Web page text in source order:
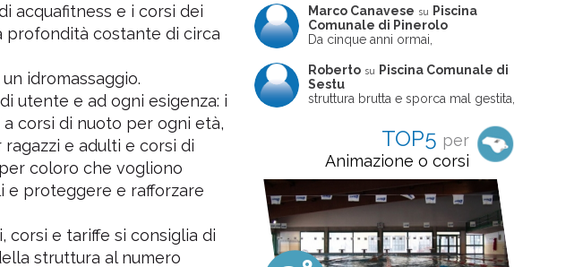
acquafitness e i corsi dei
profondità costante di circa
idromassaggio.
utente e ad ogni esigenza: i
corsi di nuoto per ogni età,
e adulti e corsi di
coloro che vogliono
e proteggere e rafforzare
corsi e tariffe si consiglia di
struttura al numero
ne usciva insieme a me non ha
ritrovato le sue scarpe! Peccato
perché potrebbe essere un'ottima
frequentata non magnificamente
Marco Canavese su
Piscina
Comunale di Pinerolo
Da cinque anni ormai,
pomeriggio trascorro cinque-sei ore
in questa magnifica piscina con i miei
due figli che sono letteralmente
piccola, un po' in vasca grande, negli
spazi riservati al nuoto libero,
giochiamo, nuotiamo e facciamo
apnea insieme (sono stato assistente
bagnanti ed istruttore di nuoto in
gioventù, ora lo faccio per loro
come papà). Si tratta di una struttura
molto accogliente, pulita, bella,
gestita da personale di grande
Roberto su
Piscina Comunale di
Sestu
struttura brutta e sporca mal gestita,
poco professionale. la sconsiglio a
tutti coloro che amano le cose fatte
seriamente poiché é tutto
improvvisato
TOP5 per
Animazione o corsi